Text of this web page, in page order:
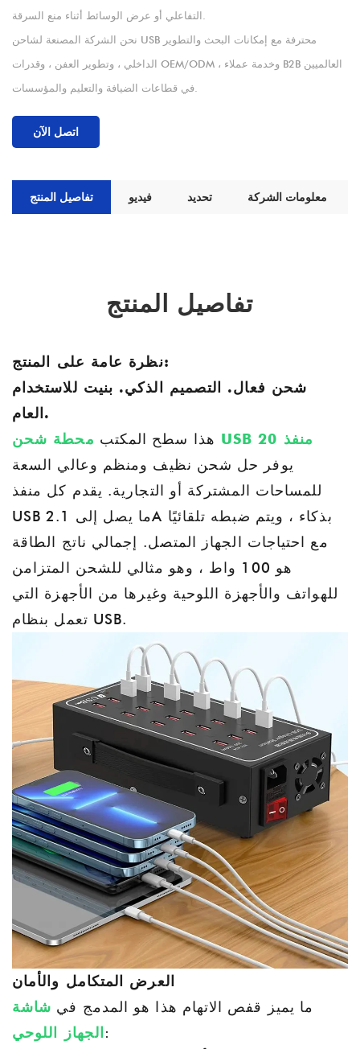
التفاعلي أو عرض الوسائط أثناء منع السرقة.
نحن الشركة المصنعة لشاحن USB محترفة مع إمكانات البحث والتطوير
الداخلي ، وتطوير العفن ، وقدرات OEM/ODM ، وخدمة عملاء B2B العالميين
في قطاعات الضيافة والتعليم والمؤسسات.
اتصل الآن
تفاصيل المنتج فيديو تحديد معلومات الشركة
تفاصيل المنتج
نظرة عامة على المنتج:
شحن فعال. التصميم الذكي. بنيت للاستخدام
العام.
هذا سطح المكتب
محطة شحن USB 20 منفذ
يوفر حل شحن نظيف ومنظم وعالي السعة
للمساحات المشتركة أو التجارية. يقدم كل منفذ
USB ما يصل إلى 2.1A بذكاء ، ويتم ضبطه تلقائيًا
مع احتياجات الجهاز المتصل. إجمالي ناتج الطاقة
هو 100 واط ، وهو مثالي للشحن المتزامن
للهواتف والأجهزة اللوحية وغيرها من الأجهزة التي
تعمل بنظام USB.
العرض المتكامل والأمان
ما يميز قفص الاتهام هذا هو المدمج في شاشة
الجهاز اللوحي :